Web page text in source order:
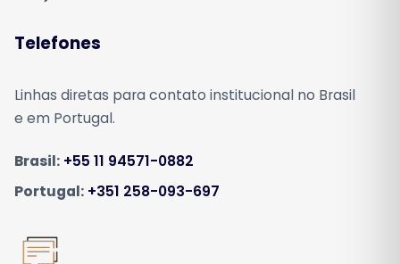
Telefones
Linhas diretas para contato institucional no Brasil
e em Portugal.
Brasil: +55 11 94571-0882
Portugal: +351 258-093-697